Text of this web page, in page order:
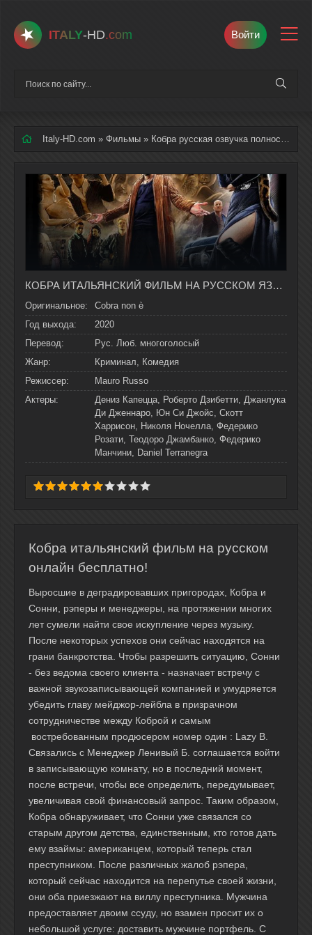
ITALY-HD.com Войти
Italy-HD.com » Фильмы » Кобра русская озвучка полностью смотреть онлайн
КОБРА ИТАЛЬЯНСКИЙ ФИЛЬМ НА РУССКОМ ЯЗЫКЕ В ХОРОШЕМ КАЧЕСТВЕ
Оригинальное:
Cobra non è
Год выхода:
2020
Перевод:
Рус. Люб. многоголосый
Жанр:
Криминал, Комедия
Режиссер:
Mauro Russo
Актеры:
Дениз Капецца, Роберто Дзибетти, Джанлука
Ди Дженнаро, Юн Си Джойс, Скотт
Харрисон, Николя Ночелла, Федерико
Розати, Теодоро Джамбанко, Федерико
Манчини, Daniel Terranegra
Кобра итальянский фильм на русском
онлайн бесплатно!
Выросшие в деградировавших пригородах, Кобра и
Сонни, рэперы и менеджеры, на протяжении многих
лет сумели найти свое искупление через музыку.
После некоторых успехов они сейчас находятся на
грани банкротства. Чтобы разрешить ситуацию, Сонни
- без ведома своего клиента - назначает встречу с
важной звукозаписывающей компанией и умудряется
убедить главу мейджор-лейбла в призрачном
сотрудничестве между Коброй и самым
востребованным продюсером номер один : Lazy B.
Связались с Менеджер Ленивый Б. соглашается войти
в записывающую комнату, но в последний момент,
после встречи, чтобы все определить, передумывает,
увеличивая свой финансовый запрос. Таким образом,
Кобра обнаруживает, что Сонни уже связался со
старым другом детства, единственным, кто готов дать
ему взаймы: американцем, который теперь стал
преступником. После различных жалоб рэпера,
который сейчас находится на перепутье своей жизни,
они оба приезжают на виллу преступника. Мужчина
предоставляет двоим ссуду, но взамен просит их о
небольшой услуге: доставить мужчине портфель. С